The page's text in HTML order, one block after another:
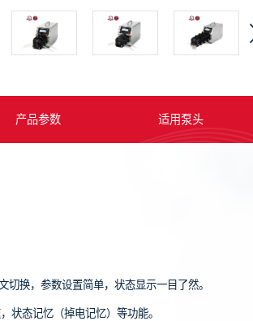
产品参数 适用泵头
切换，参数设置简单，状态显示一目了然。
状态记忆（掉电记忆）等功能。